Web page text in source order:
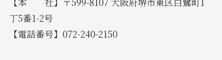
丁5番1-2号
【電話番号】072-240-2150